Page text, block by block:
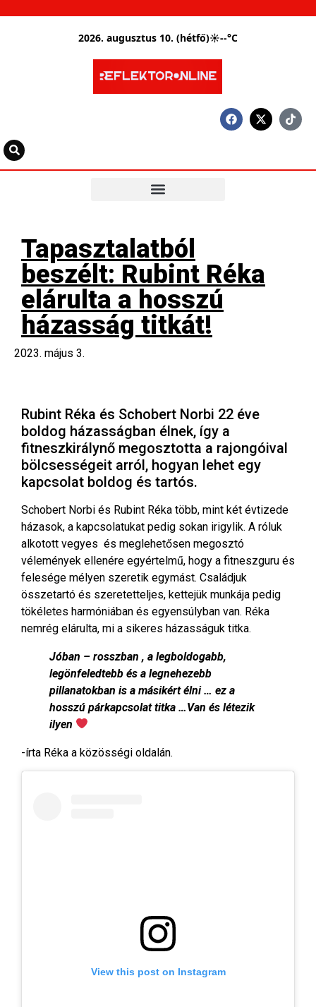
2026. augusztus 10. (hétfő)☀--°C
Tapasztalatból
beszélt: Rubint Réka
elárulta a hosszú
házasság titkát!
2023. május 3.
Rubint Réka és Schobert Norbi 22 éve
boldog házasságban élnek, így a
fitneszkirálynő megosztotta a rajongóival
bölcsességeit arról, hogyan lehet egy
kapcsolat boldog és tartós.
Schobert Norbi és Rubint Réka több, mint két évtizede
házasok, a kapcsolatukat pedig sokan irigylik. A róluk
alkotott vegyes és meglehetősen megosztó
vélemények ellenére egyértelmű, hogy a fitneszguru és
felesége mélyen szeretik egymást. Családjuk
összetartó és szeretetteljes, kettejük munkája pedig
tökéletes harmóniában és egyensúlyban van. Réka
nemrég elárulta, mi a sikeres házasságuk titka.
Jóban – rosszban , a legboldogabb,
legönfeledtebb és a legnehezebb
pillanatokban is a másikért élni … ez a
hosszú párkapcsolat titka …Van és létezik
ilyen
-írta Réka a közösségi oldalán.
View this post on Instagram